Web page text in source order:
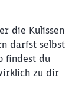
die Kulissen
darfst selbst
findest du
zu dir